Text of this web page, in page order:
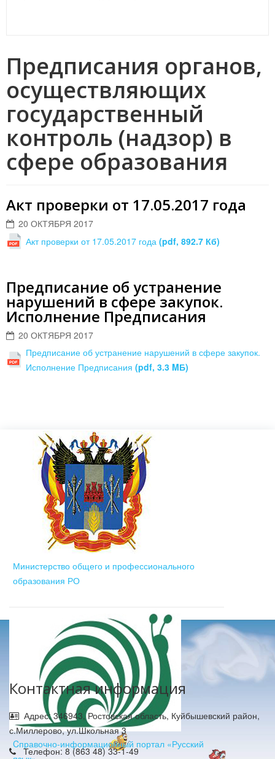
Предписания органов,
осуществляющих
государственный
контроль (надзор) в
сфере образования
Акт проверки от 17.05.2017 года
20 ОКТЯБРЯ 2017
Акт проверки от 17.05.2017 года (pdf, 892.7 Кб)
Предписание об устранение
нарушений в сфере закупок.
Исполнение Предписания
20 ОКТЯБРЯ 2017
Предписание об устранение нарушений в сфере закупок.
Исполнение Предписания (pdf, 3.3 MБ)
Министерство общего и профессионального
образования РО
Cправочно-информационный портал «Русский
Контактная информация
Адрес: 346943, Ростовская область, Куйбышевский район,
с.Миллерово, ул.Школьная 3
Телефон: 8 (863 48) 33-1-49